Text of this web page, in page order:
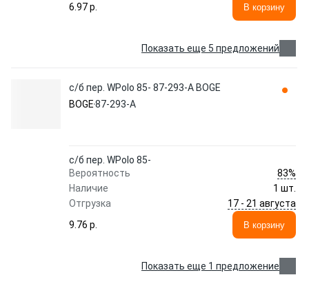
6.97 p.
В корзину
Показать еще 5 предложений
с/б пер. WPolo 85- 87-293-A BOGE
BOGE87-293-A
с/б пер. WPolo 85-
Вероятность
83%
Наличие
1 шт.
Отгрузка
17 - 21 августа
9.76 p.
В корзину
Показать еще 1 предложение